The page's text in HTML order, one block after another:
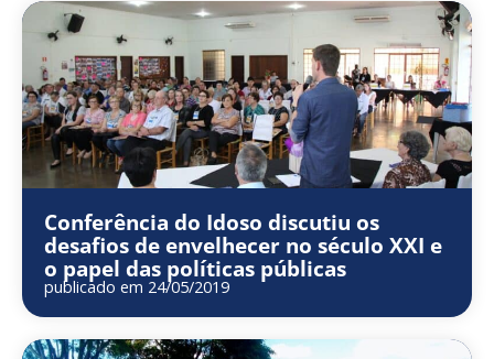
Conferência do Idoso discutiu os
desafios de envelhecer no século XXI e
o papel das políticas públicas
publicado em 24/05/2019